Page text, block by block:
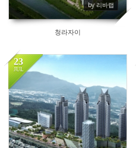
by 리바랩
청라자이
23
JUL